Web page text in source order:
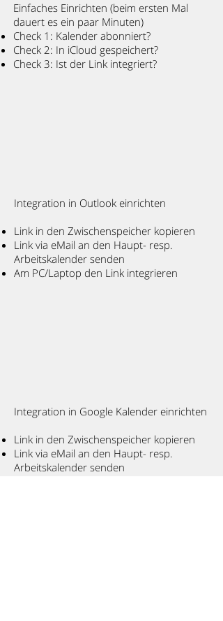
​Einfaches Einrichten (beim ersten Mal
dauert es ein paar Minuten)
Check 1: Kalender abonniert?
Check 2: In iCloud gespeichert?
Check 3: Ist der Link integriert?
Integration in Outlook einrichten
Link in den Zwischenspeicher kopieren
Link via eMail an den Haupt- resp.
Arbeitskalender senden
Am PC/Laptop den Link integrieren
Integration in Google Kalender einrichten
Link in den Zwischenspeicher kopieren
Link via eMail an den Haupt- resp.
Arbeitskalender senden